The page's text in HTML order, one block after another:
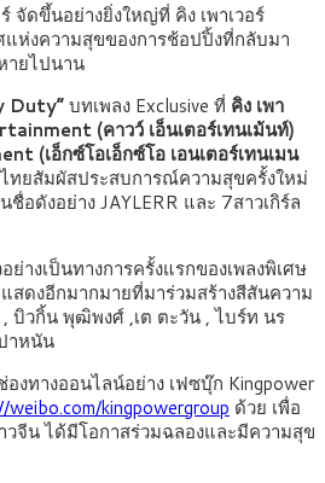
จัดขึ้นอย่างยิ่งใหญ่ที่ คิง เพาเวอร์
แห่งความสุขของการช้อปปิ้งที่กลับมา
ายไปนาน
Duty”บทเพลง Exclusive ที่ คิง เพา
(คาวว์ เอ็นเตอร์เทนเม้นท์)
(เอ็กซ์โอเอ็กซ์โอ เอนเตอร์เทนเมน
ทยสัมผัสประสบการณ์ความสุขครั้งใหม่
อดังอย่าง JAYLERR และ 7สาวเกิร์ล
างเป็นทางการครั้งแรกของเพลงพิเศษ
ดงอีกมากมายที่มาร่วมสร้างสีสันความ
บิวกิ้น พุฒิพงศ์ ,เต ตะวัน , ไบร์ท นร
าหนัน
งทางออนไลน์อย่าง เฟซบุ๊ก Kingpower
weibo.com/kingpowergroup ด้วย เพื่อ
วจีน ได้มีโอกาสร่วมฉลองและมีความสุข